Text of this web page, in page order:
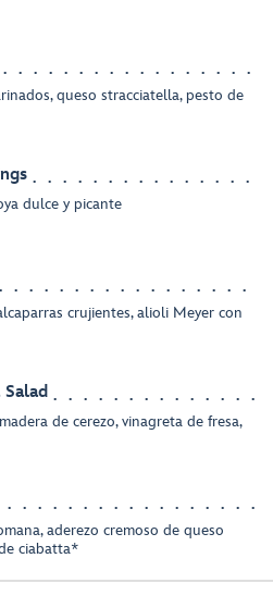
queso stracciatella, pesto de
dulce y picante
crujientes, alioli Meyer con
de cerezo, vinagreta de fresa,
aderezo cremoso de queso
ciabatta*